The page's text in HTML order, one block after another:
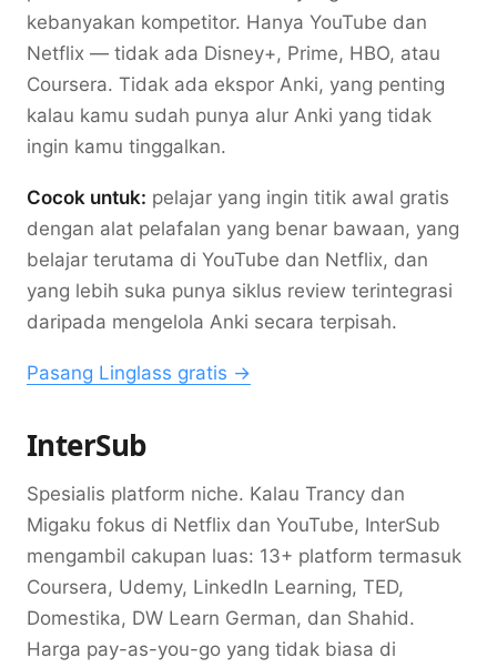
kebanyakan kompetitor. Hanya YouTube dan
Netflix — tidak ada Disney+, Prime, HBO, atau
Coursera. Tidak ada ekspor Anki, yang penting
kalau kamu sudah punya alur Anki yang tidak
ingin kamu tinggalkan.
Cocok untuk: pelajar yang ingin titik awal gratis
dengan alat pelafalan yang benar bawaan, yang
belajar terutama di YouTube dan Netflix, dan
yang lebih suka punya siklus review terintegrasi
daripada mengelola Anki secara terpisah.
Pasang Linglass gratis →
InterSub
Spesialis platform niche. Kalau Trancy dan
Migaku fokus di Netflix dan YouTube, InterSub
mengambil cakupan luas: 13+ platform termasuk
Coursera, Udemy, LinkedIn Learning, TED,
Domestika, DW Learn German, dan Shahid.
Harga pay-as-you-go yang tidak biasa di